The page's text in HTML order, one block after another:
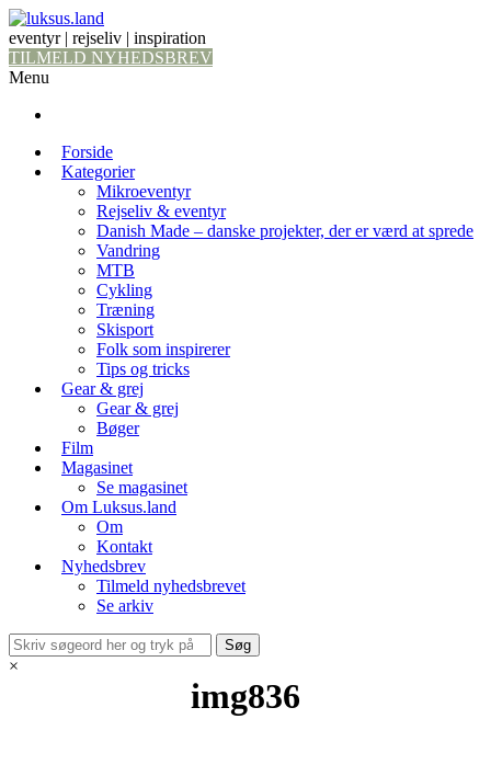
eventyr | rejseliv | inspiration
TILMELD NYHEDSBREV
Menu
Forside
Kategorier
Mikroeventyr
Rejseliv & eventyr
Danish Made – danske projekter, der er værd at sprede
Vandring
MTB
Cykling
Træning
Skisport
Folk som inspirerer
Tips og tricks
Gear & grej
Gear & grej
Bøger
Film
Magasinet
Se magasinet
Om Luksus.land
Om
Kontakt
Nyhedsbrev
Tilmeld nyhedsbrevet
Se arkiv
×
img836